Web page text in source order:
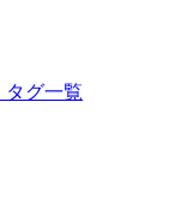
タグ一覧